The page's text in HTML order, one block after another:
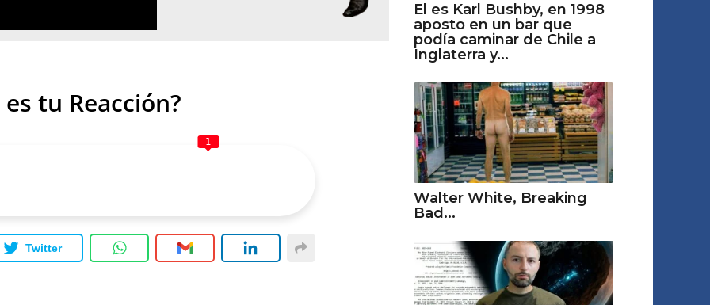
tu Reacción?
1
Twitter
El es Karl Bushby, en 1998
aposto en un bar que
podía caminar de Chile a
Inglaterra y...
Walter White, Breaking
Bad...